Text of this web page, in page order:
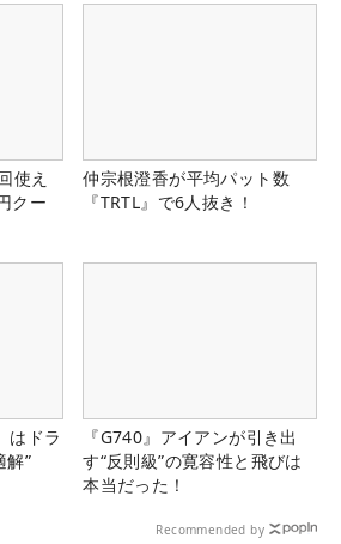
使え
クー
仲宗根澄香が平均パット数
『TRTL』で6人抜き！
はドラ
解”
『G740』アイアンが引き出
す“反則級”の寛容性と飛びは
本当だった！
Recommended by